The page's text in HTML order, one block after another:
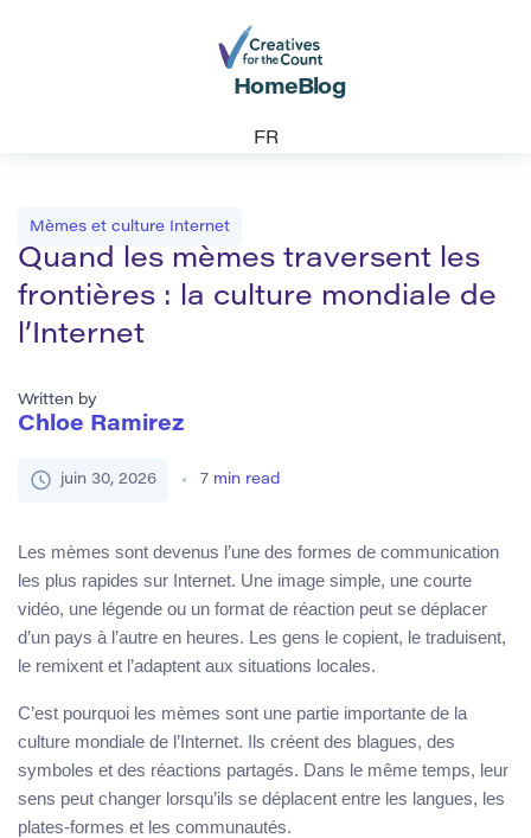
Home Blog
FR
Mèmes et culture Internet
Quand les mèmes traversent les
frontières : la culture mondiale de
l’Internet
Written by
Chloe Ramirez
juin 30, 2026 7 min read
Les mèmes sont devenus l’une des formes de communication
les plus rapides sur Internet. Une image simple, une courte
vidéo, une légende ou un format de réaction peut se déplacer
d’un pays à l’autre en heures. Les gens le copient, le traduisent,
le remixent et l’adaptent aux situations locales.
C’est pourquoi les mèmes sont une partie importante de la
culture mondiale de l’Internet. Ils créent des blagues, des
symboles et des réactions partagés. Dans le même temps, leur
sens peut changer lorsqu’ils se déplacent entre les langues, les
plates-formes et les communautés.